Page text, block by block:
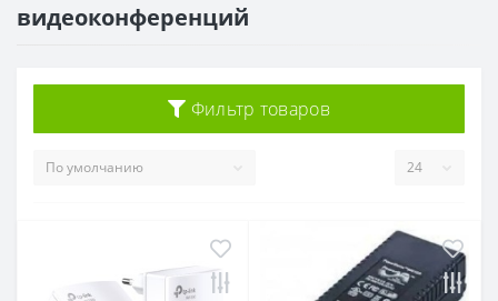
видеоконференций
Фильтр товаров